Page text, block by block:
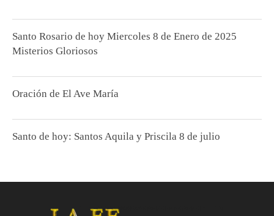
Santo Rosario de hoy Miercoles 8 de Enero de 2025
Misterios Gloriosos
Oración de El Ave María
Santo de hoy: Santos Aquila y Priscila 8 de julio